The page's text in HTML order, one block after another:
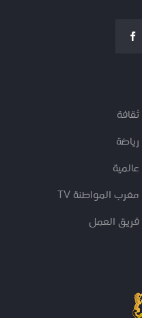
ثقافة
رياضة
عالمية
مغرب المواطنة TV
فريق العمل